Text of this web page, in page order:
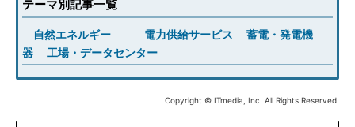
テーマ別記事一覧
自然エネルギー 電力供給サービス
蓄電・発電機
器
工場・データセンター
Copyright © ITmedia, Inc. All Rights Reserved.